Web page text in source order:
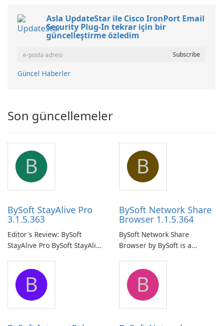
Asla UpdateStar ile Cisco IronPort Email
Security Plug-In tekrar için bir
güncelleştirme özledim
Güncel Haberler
Son güncellemeler
B
BySoft StayAlive Pro
3.1.5.363
Editor's Review: BySoft
StayAlive Pro BySoft StayAlive
application designed to
ensure the continuous and
uninterrupted operation of
your computer system.
B
BySoft Network Share
Browser 1.1.5.364
BySoft Network Share
Browser by BySoft is a
application that allows users
to easily browse and manage
shared folders on their
network.
B B